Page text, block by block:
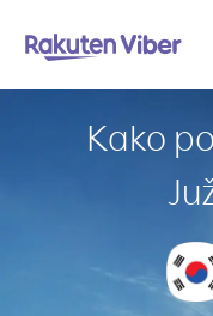
Kako